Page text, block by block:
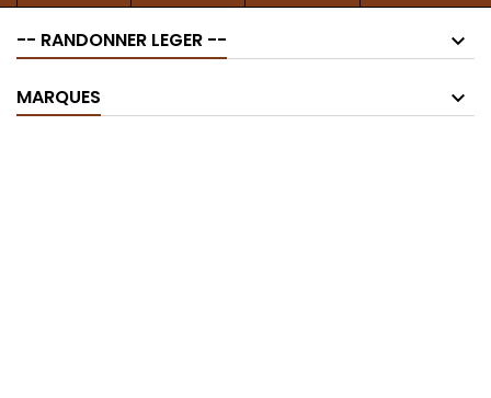
-- RANDONNER LEGER --
MARQUES